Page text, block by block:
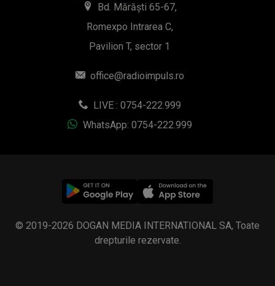
Bd. Mărăști 65-67,
Romexpo Intrarea C,
Pavilion T, sector 1
office@radioimpuls.ro
LIVE : 0754-222.999
WhatsApp: 0754-222.999
© 2019-2026 DOGAN MEDIA INTERNATIONAL SA, Toate
drepturile rezervate.